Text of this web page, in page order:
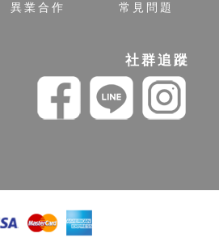
異業合作
常見問題
社群追蹤